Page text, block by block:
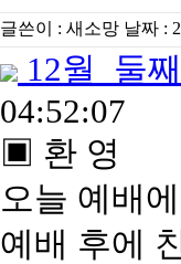
글쓴이 : 새소망 날짜 :
12월_둘
04:52:07
▣ 환 영
오늘 예배
예배 후에